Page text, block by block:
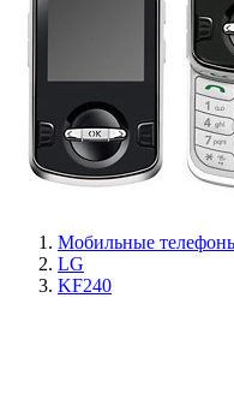
Мобильные
LG
KF240